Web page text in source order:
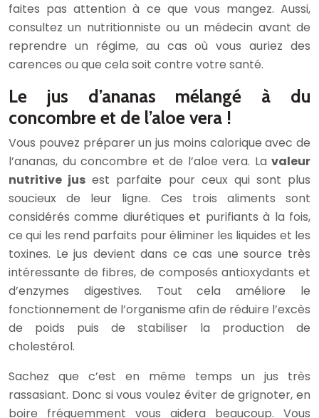
faites pas attention à ce que vous mangez. Aussi,
consultez un nutritionniste ou un médecin avant de
reprendre un régime, au cas où vous auriez des
carences ou que cela soit contre votre santé.
Le jus d’ananas mélangé à du
concombre et de l’aloe vera !
Vous pouvez préparer un jus moins calorique avec de
l’ananas, du concombre et de l’aloe vera. La valeur
nutritive jus est parfaite pour ceux qui sont plus
soucieux de leur ligne. Ces trois aliments sont
considérés comme diurétiques et purifiants à la fois,
ce qui les rend parfaits pour éliminer les liquides et les
toxines. Le jus devient dans ce cas une source très
intéressante de fibres, de composés antioxydants et
d’enzymes digestives. Tout cela améliore le
fonctionnement de l’organisme afin de réduire l’excès
de poids puis de stabiliser la production de
cholestérol.
Sachez que c’est en même temps un jus très
rassasiant. Donc si vous voulez éviter de grignoter, en
boire fréquemment vous aidera beaucoup. Vous